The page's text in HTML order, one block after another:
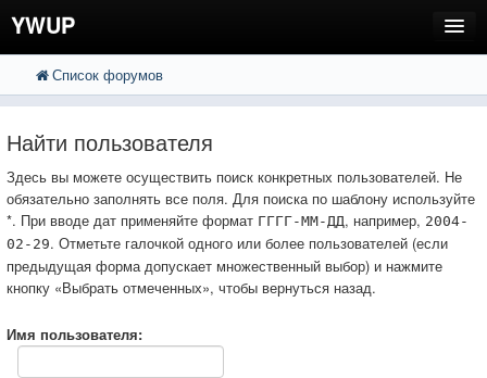
YWUP
FAQ
Вход
Список форумов
Найти пользователя
Здесь вы можете осуществить поиск конкретных пользователей. Не
обязательно заполнять все поля. Для поиска по шаблону используйте
*. При вводе дат применяйте формат ГГГГ-ММ-ДД, например, 2004-
02-29. Отметьте галочкой одного или более пользователей (если
предыдущая форма допускает множественный выбор) и нажмите
кнопку «Выбрать отмеченных», чтобы вернуться назад.
Имя пользователя: